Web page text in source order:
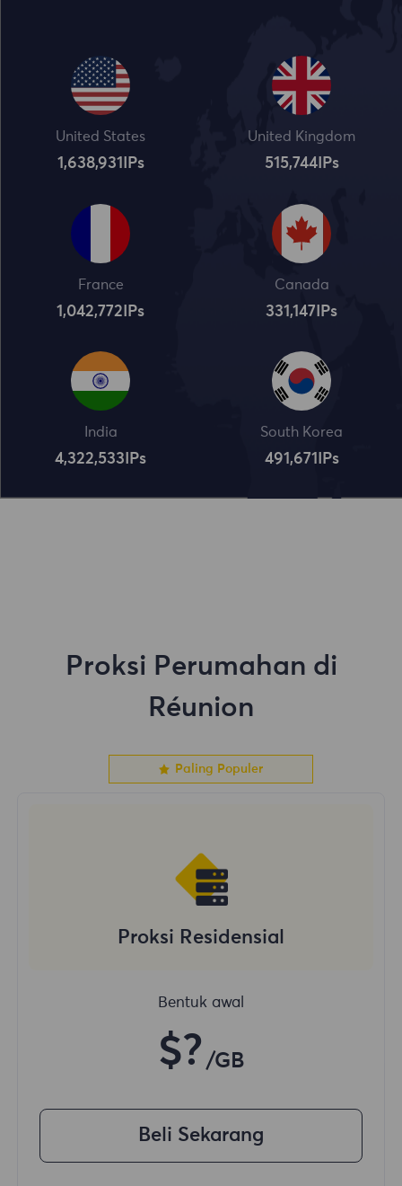
United States
1,638,932 IPs
United Kingdom
515,745IPs
France
1,042,773 IPs
Canada
331,148 IPs
India
4,322,534 IPs
South Korea
491,672 IPs
Proksi Perumahan di
Réunion
Paling Populer
Proksi Residensial
Bentuk awal
$? /GB
Beli Sekarang